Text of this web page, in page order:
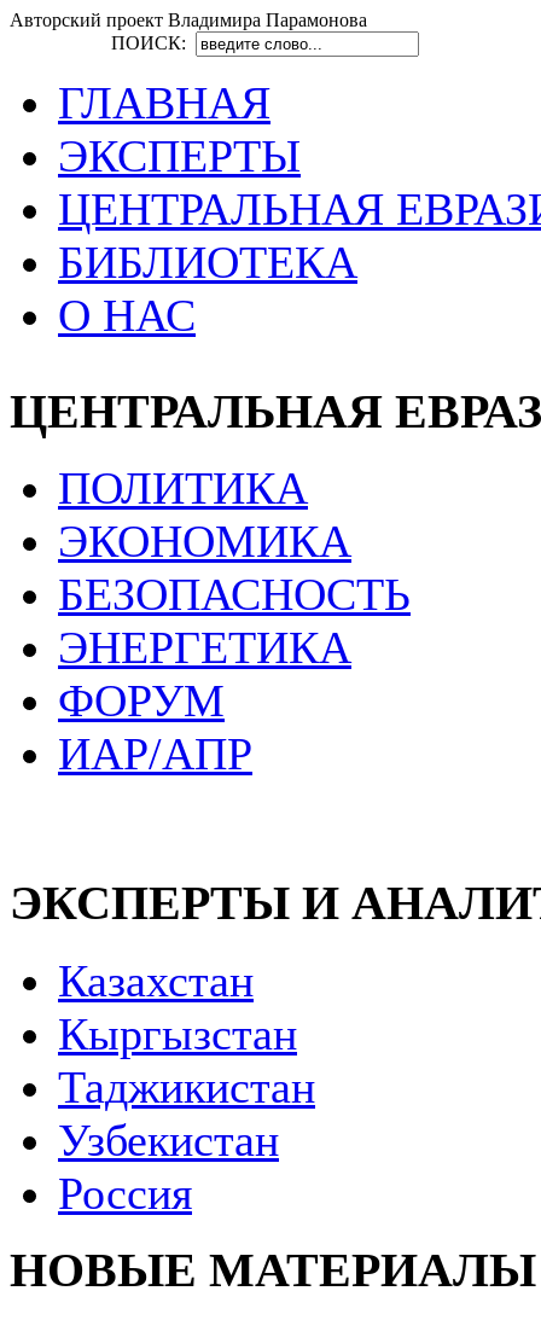
Авторский проект Владимира Парамонова
ПОИСК:
ГЛАВНАЯ
ЭКСПЕРТЫ
ЦЕНТРАЛЬНАЯ
БИБЛИОТЕКА
О НАС
ЦЕНТРАЛЬНАЯ
ПОЛИТИКА
ЭКОНОМИКА
БЕЗОПАСНОСТЬ
ЭНЕРГЕТИКА
ФОРУМ
ИАР/АПР
ЭКСПЕРТЫ И
Казахстан
Кыргызстан
Таджикистан
Узбекистан
Россия
НОВЫЕ МАТЕРИАЛЫ